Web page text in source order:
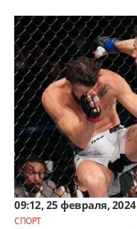
09:12, 25 февраля, 2024
СПОРТ